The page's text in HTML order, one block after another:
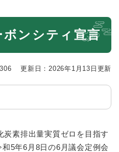
ンシティ宣言
更新日：2026年1月13日更新
素排出量実質ゼロを目指す
和5年6月8日の6月議会定例会